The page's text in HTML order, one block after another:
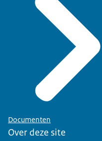
Documenten
Over deze site